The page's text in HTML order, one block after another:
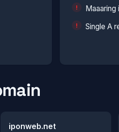
Single A
iponweb.net